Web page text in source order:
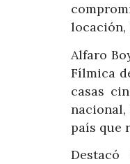
locación,
Alfaro
Fílmica
casas
nacional,
país que